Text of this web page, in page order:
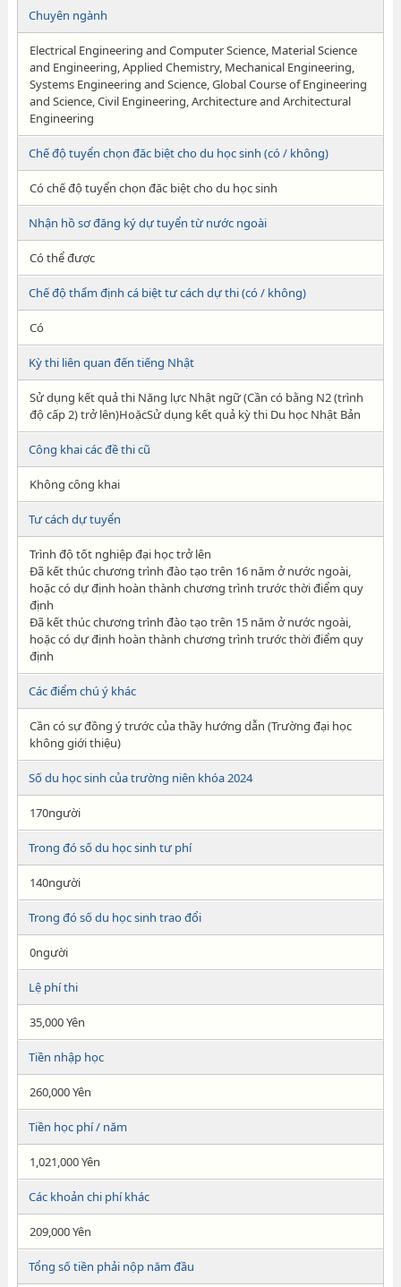
Chuyên ngành
Electrical Engineering and Computer Science, Material Science
and Engineering, Applied Chemistry, Mechanical Engineering,
Systems Engineering and Science, Global Course of Engineering
and Science, Civil Engineering, Architecture and Architectural
Engineering
Chế độ tuyển chọn đăc biệt cho du học sinh (có / không)
Có chế độ tuyển chọn đăc biệt cho du học sinh
Nhận hồ sơ đăng ký dự tuyển từ nước ngoài
Có thể được
Chế độ thẩm định cá biệt tư cách dự thi (có / không)
Có
Kỳ thi liên quan đến tiếng Nhật
Sử dụng kết quả thi Năng lực Nhật ngữ (Cần có bằng N2 (trình
độ cấp 2) trở lên)HoặcSử dụng kết quả kỳ thi Du học Nhật Bản
Công khai các đề thi cũ
Không công khai
Tư cách dự tuyển
Trình độ tốt nghiệp đại học trở lên
Đã kết thúc chương trình đào tạo trên 16 năm ở nước ngoài,
hoặc có dự định hoàn thành chương trình trước thời điểm quy
định
Đã kết thúc chương trình đào tạo trên 15 năm ở nước ngoài,
hoặc có dự định hoàn thành chương trình trước thời điểm quy
định
Các điểm chú ý khác
Cần có sự đồng ý trước của thầy hướng dẫn (Trường đại học
không giới thiệu)
Số du học sinh của trường niên khóa 2024
170người
Trong đó số du học sinh tư phí
140người
Trong đó số du học sinh trao đổi
0người
Lệ phí thi
35,000 Yên
Tiền nhập học
260,000 Yên
Tiền học phí / năm
1,021,000 Yên
Các khoản chi phí khác
209,000 Yên
Tổng số tiền phải nộp năm đầu